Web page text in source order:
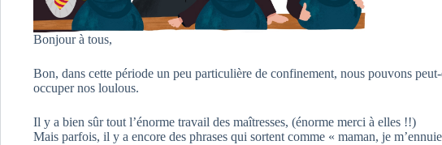
Bonjour à tous,
Bon, dans cette période un peu particulière de confinement, nous pouvons
occuper nos loulous.
Il y a bien sûr tout l’énorme travail des maîtresses, (énorme merci à elles !!)
Mais parfois, il y a encore des phrases qui sortent comme « maman, je